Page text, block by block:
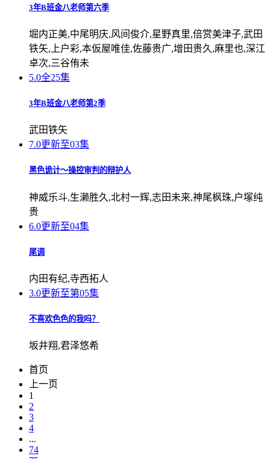
3年B班金八老师第六季
堀内正美,中尾明庆,风间俊介,星野真里,倍赏美津子,武田
铁矢,上户彩,本仮屋唯佳,佐藤贵广,增田贵久,麻里也,深江
卓次,三谷侑未
5.0全25集
3年B班金八老师第2季
武田铁矢
7.0更新至03集
黑色诡计～操控审判的辩护人
神威乐斗,生濑胜久,北村一辉,志田未来,神尾枫珠,户塚纯
贵
6.0更新至04集
尾调
内田有纪,寺西拓人
3.0更新至第05集
不喜欢色色的我吗？
坂井翔,君泽悠希
首页
上一页
1
2
3
4
...
74